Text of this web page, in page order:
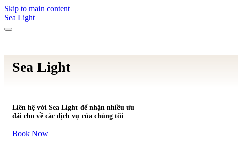
Skip to main content
Sea Light
Sea Light
Liên hệ với Sea Light để nhận nhiều ưu
đãi cho về các dịch vụ của chúng tôi
Book Now